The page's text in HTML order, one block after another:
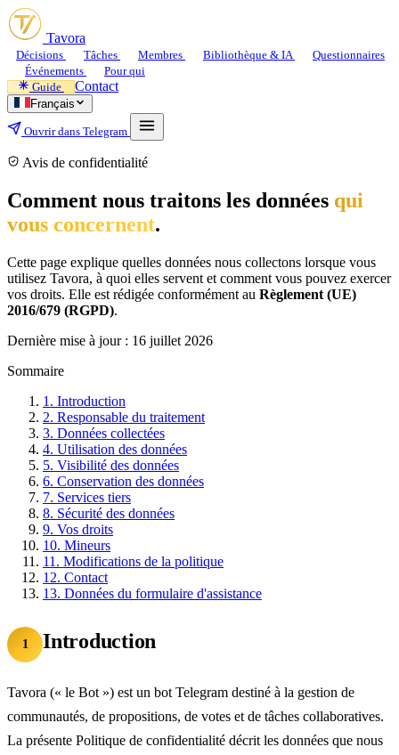
Tavora
Décisions Tâches Membres Bibliothèque & IA
Questionnaires
Événements
Pour qui
Guide
Contact
Français
Ouvrir dans Telegram
Avis de confidentialité
Comment nous traitons les données qui
vous concernent.
Cette page explique quelles données nous collectons lorsque vous
utilisez Tavora, à quoi elles servent et comment vous pouvez exercer
vos droits. Elle est rédigée conformément au Règlement (UE)
2016/679 (RGPD).
Dernière mise à jour : 16 juillet 2026
Sommaire
1. Introduction
2. Responsable du traitement
3. Données collectées
4. Utilisation des données
5. Visibilité des données
6. Conservation des données
7. Services tiers
8. Sécurité des données
9. Vos droits
10. Mineurs
11. Modifications de la politique
12. Contact
13. Données du formulaire d'assistance
1 Introduction
Tavora (« le Bot ») est un bot Telegram destiné à la gestion de
communautés, de propositions, de votes et de tâches collaboratives.
La présente Politique de confidentialité décrit les données que nous